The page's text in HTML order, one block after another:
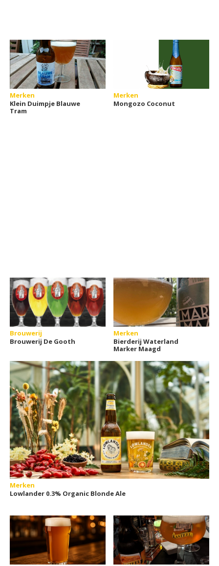
Merken
Klein Duimpje Blauwe
Tram
Merken
Mongozo Coconut
Brouwerij
Brouwerij De Gooth
Merken
Bierderij Waterland
Marker Maagd
Merken
Lowlander 0.3% Organic Blonde Ale